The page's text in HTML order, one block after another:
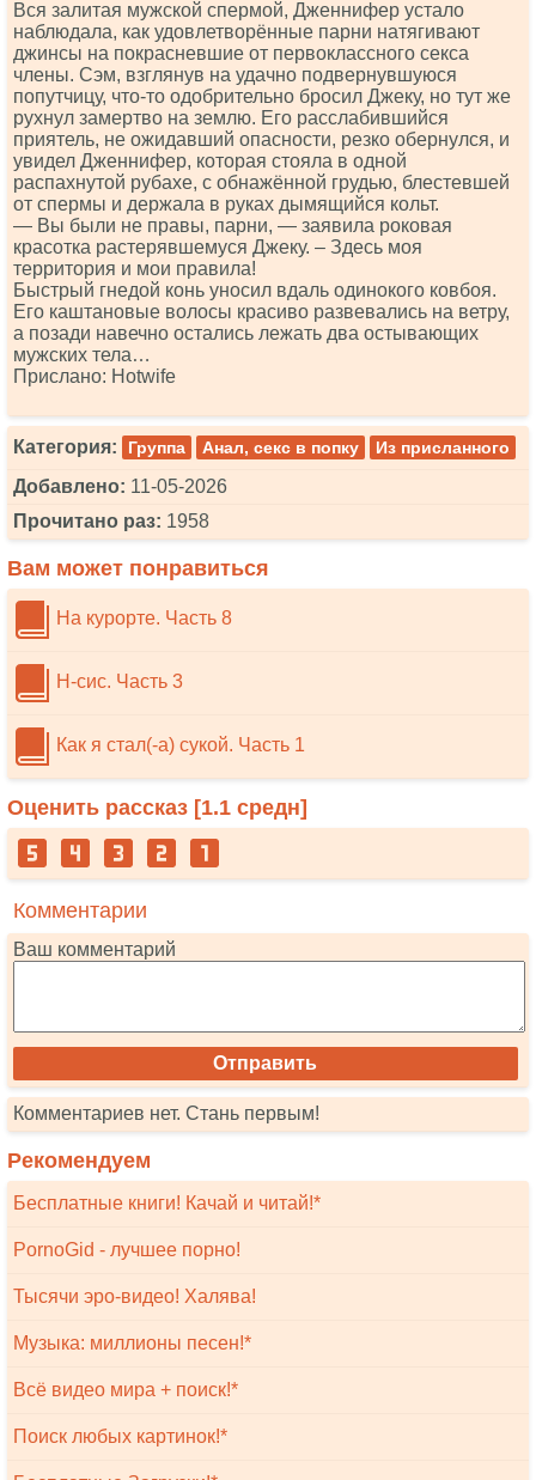
Вся залитая мужской спермой, Дженнифер устало
наблюдала, как удовлетворённые парни натягивают
джинсы на покрасневшие от первоклассного секса
члены. Сэм, взглянув на удачно подвернувшуюся
попутчицу, что-то одобрительно бросил Джеку, но тут же
рухнул замертво на землю. Его расслабившийся
приятель, не ожидавший опасности, резко обернулся, и
увидел Дженнифер, которая стояла в одной
распахнутой рубахе, с обнажённой грудью, блестевшей
от спермы и держала в руках дымящийся кольт.
— Вы были не правы, парни, — заявила роковая
красотка растерявшемуся Джеку. – Здесь моя
территория и мои правила!
Быстрый гнедой конь уносил вдаль одинокого ковбоя.
Его каштановые волосы красиво развевались на ветру,
а позади навечно остались лежать два остывающих
мужских тела…
Прислано: Ноtwifе
Категория: Группа Анал, секс в попку Из присланного
Добавлено: 11-05-2026
Прочитано раз: 1958
Вам может понравиться
На курорте. Часть 8
Н-сис. Часть 3
Как я стал(-а) сукой. Часть 1
Оценить рассказ [1.1 средн]
Комментарии
Ваш комментарий
Комментариев нет. Стань первым!
Рекомендуем
Бесплатные книги! Качай и читай!*
PornoGid - лучшее порно!
Тысячи эро-видео! Халява!
Музыка: миллионы песен!*
Всё видео мира + поиск!*
Поиск любых картинок!*